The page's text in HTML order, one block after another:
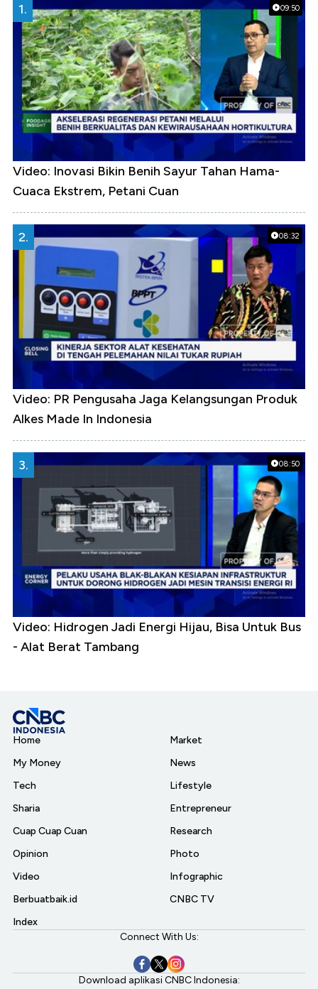
09:50
1.
Video: Inovasi Bikin Benih Sayur Tahan Hama-
Cuaca Ekstrem, Petani Cuan
08:32
2.
Video: PR Pengusaha Jaga Kelangsungan Produk
Alkes Made In Indonesia
08:50
3.
Video: Hidrogen Jadi Energi Hijau, Bisa Untuk Bus
- Alat Berat Tambang
Home
My Money
Tech
Sharia
Cuap Cuap Cuan
Opinion
Video
Berbuatbaik.id
Index
Market
News
Lifestyle
Entrepreneur
Research
Photo
Infographic
CNBC TV
Connect With Us:
Download aplikasi CNBC Indonesia: